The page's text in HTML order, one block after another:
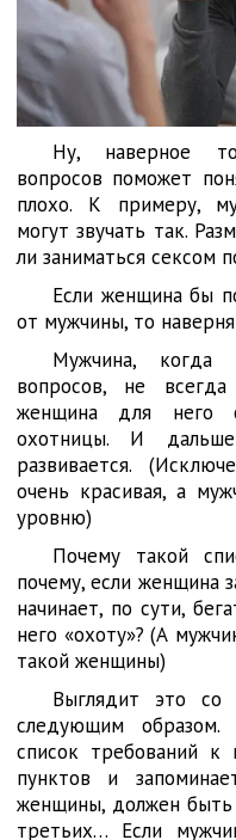
Ну, наверное
вопросов поможет
плохо. К примеру,
могут звучать так.
ли заниматься сексом
Если женщина бы
от мужчины, то
Мужчина, когда
вопросов, не
женщина для него
охотницы. И
развивается.
очень красивая, а
уровню)
Почему такой
почему, если женщина
начинает, по сути,
него «охоту»? (А
такой женщины)
Выглядит это со
следующим образом.
список требований
пунктов и
женщины, должен
третьих… Если